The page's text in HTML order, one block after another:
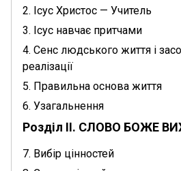
2. Ісус Христос — Учитель
3. Ісус навчає притчами
4. Сенс людського життя і
реалізації
5. Правильна основа життя
6. Узагальнення
Розділ II. СЛОВО БОЖЕ
7. Вибір цінностей